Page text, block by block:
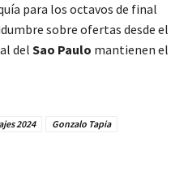
para los octavos de final
sobre ofertas desde el
del Sao Paulo mantienen el
2024
Gonzalo Tapia